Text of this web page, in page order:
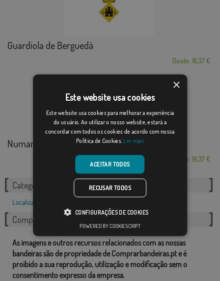
Guardiola de Berguedà
Desde: 18,37 €
Numancia de la Sagra
Desde: 18,37 €
Categorias relacionadas:
Localizações
Compartilhe esta bandeira
As imagens e outros recursos relacionados com as nossas
bandeiras são de propriedade de Comprarbandeiras.pt e é
proibido a sua reprodução, utilização e modificação sem o
consentimento expresso da empresa.
×
Este website usa cookies
Este website usa cookies para melhorar a experiência
do usuário. Ao utilizar o nosso website, estará a
concordar com todos os cookies de acordo com nossa
Política de Cookies. Ler mais
ACEITAR TODOS
RECUSAR TODOS
CONFIGURAÇÕES DE COOKIES
POWERED BY COOKIESCRIPT